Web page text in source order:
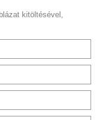
kitöltésével,